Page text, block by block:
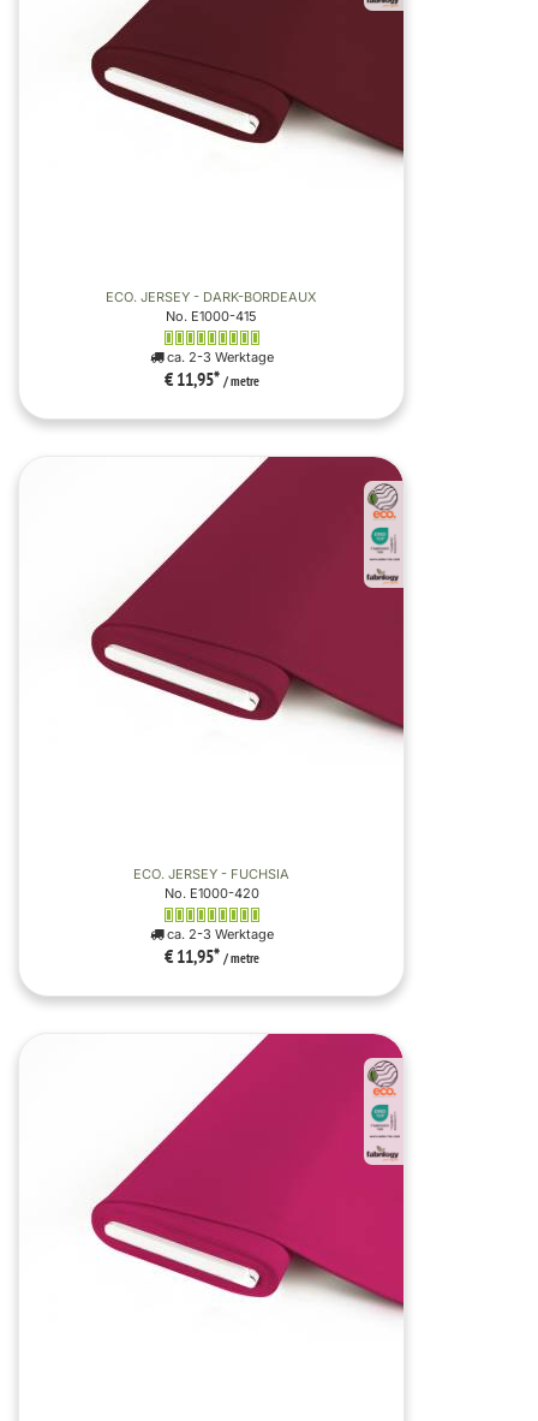
ECO. JERSEY - DARK-BORDEAUX
No. E1000-415
ca. 2-3 Werktage
€ 11,95* / metre
ECO. JERSEY - FUCHSIA
No. E1000-420
ca. 2-3 Werktage
€ 11,95* / metre